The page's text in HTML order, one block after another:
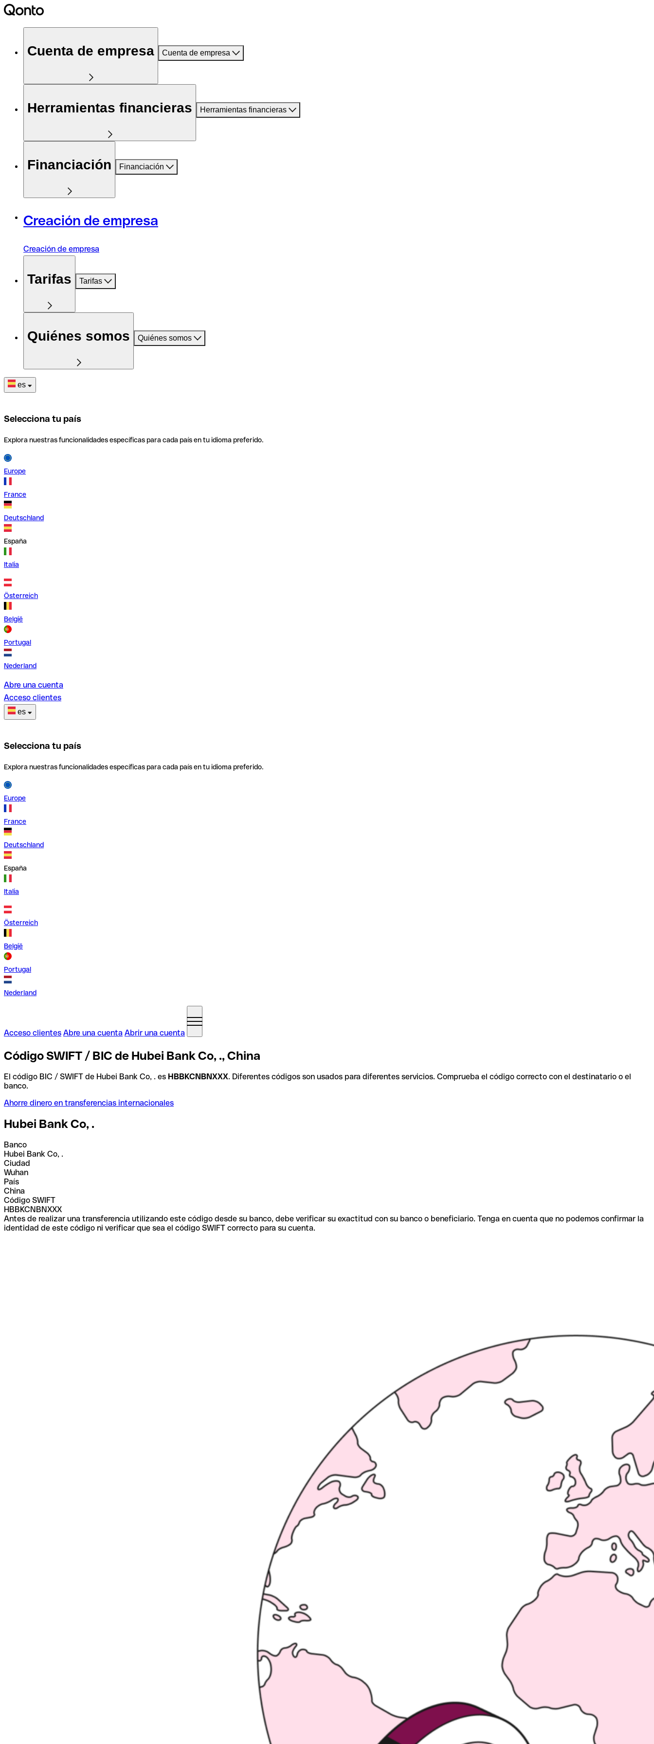
Cuenta de empresa Cuenta de empresa
Herramientas financieras Herramientas financieras
Financiación Financiación
Creación de empresa
Creación de empresa
Tarifas Tarifas
Quiénes somos Quiénes somos
es
Selecciona tu país
Explora nuestras funcionalidades específicas para cada país en tu idioma preferido.
Europe
France
Deutschland
España
Italia
Österreich
België
Portugal
Nederland
Abre una cuenta
Acceso clientes
es
Selecciona tu país
Explora nuestras funcionalidades específicas para cada país en tu idioma preferido.
Europe
France
Deutschland
España
Italia
Österreich
België
Portugal
Nederland
Acceso clientes Abre una cuenta Abrir una cuenta
Código SWIFT / BIC de Hubei Bank Co, ., China
El código BIC / SWIFT de Hubei Bank Co, . es HBBKCNBNXXX. Diferentes códigos son usados para diferentes servicios. Comprueba el código correcto con el destinatario o el
banco.
Ahorre dinero en transferencias internacionales
Hubei Bank Co, .
Banco
Hubei Bank Co, .
Ciudad
Wuhan
País
China
Código SWIFT
HBBKCNBNXXX
Antes de realizar una transferencia utilizando este código desde su banco, debe verificar su exactitud con su banco o beneficiario. Tenga en cuenta que no podemos confirmar la
identidad de este código ni verificar que sea el código SWIFT correcto para su cuenta.